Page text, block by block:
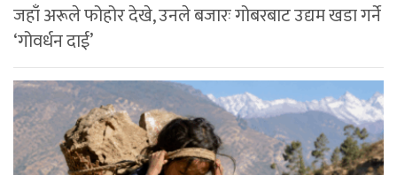
जहाँ अरूले फोहोर देखे, उनले बजारः गोबरबाट उद्यम खडा गर्ने
‘गोवर्धन दाई’